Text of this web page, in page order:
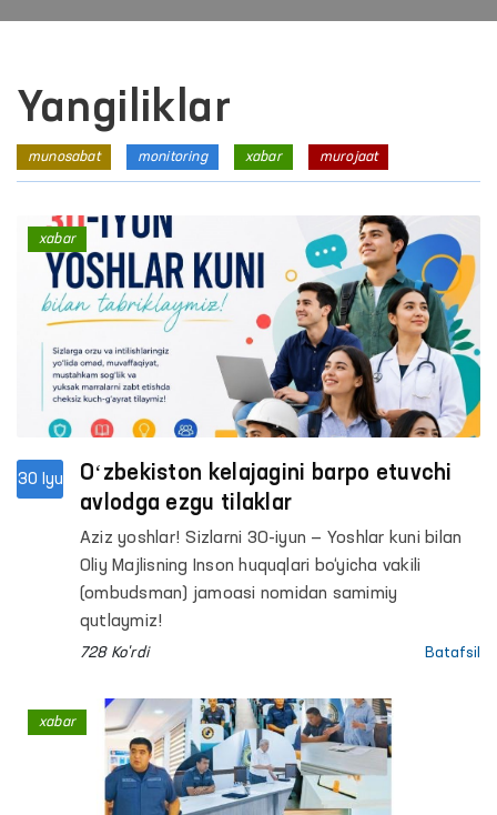
Yangiliklar
munosabat monitoring xabar murojaat
30 Iyu
Oʻzbekiston kelajagini barpo etuvchi
avlodga ezgu tilaklar
Aziz yoshlar! Sizlarni 30-iyun — Yoshlar kuni bilan
Oliy Majlisning Inson huquqlari bo‘yicha vakili
(ombudsman) jamoasi nomidan samimiy
qutlaymiz!
728 Ko'rdi Batafsil
xabar
xabar